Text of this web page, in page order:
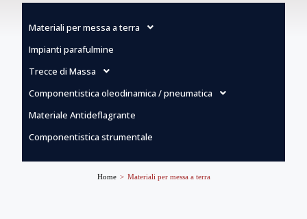
Materiali per messa a terra
Impianti parafulmine
Trecce di Massa
Componentistica oleodinamica / pneumatica
Materiale Antideflagrante
Componentistica strumentale
Home > Materiali per messa a terra